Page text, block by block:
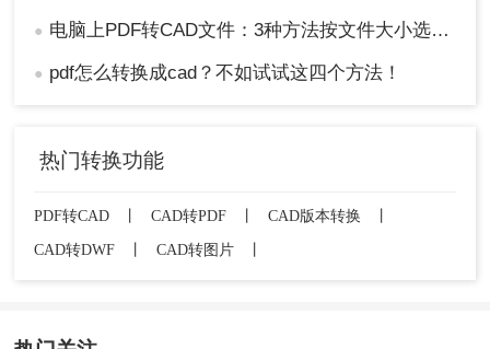
● 电脑上PDF转CAD文件：3种方法按文件大小选，大的别用在线工具！
● pdf怎么转换成cad？不如试试这四个方法！
热门转换功能
PDF转CAD CAD转PDF CAD版本转换
CAD转DWF
CAD转图片